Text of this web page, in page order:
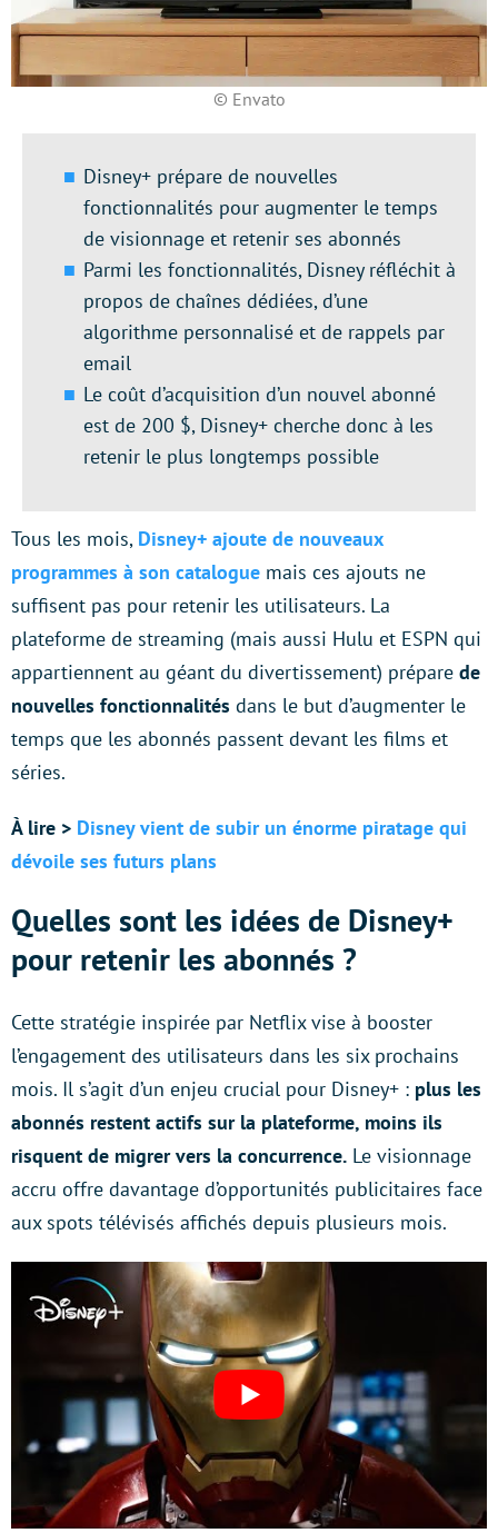
© Envato
Disney+ prépare de nouvelles
fonctionnalités pour augmenter le temps
de visionnage et retenir ses abonnés
Parmi les fonctionnalités, Disney réfléchit à
propos de chaînes dédiées, d’une
algorithme personnalisé et de rappels par
email
Le coût d’acquisition d’un nouvel abonné
est de 200 $, Disney+ cherche donc à les
retenir le plus longtemps possible
Tous les mois, Disney+ ajoute de nouveaux
programmes à son catalogue mais ces ajouts ne
suffisent pas pour retenir les utilisateurs. La
plateforme de streaming (mais aussi Hulu et ESPN qui
appartiennent au géant du divertissement) prépare de
nouvelles fonctionnalités dans le but d’augmenter le
temps que les abonnés passent devant les films et
séries.
À lire > Disney vient de subir un énorme piratage qui
dévoile ses futurs plans
Quelles sont les idées de Disney+
pour retenir les abonnés ?
Cette stratégie inspirée par Netflix vise à booster
l’engagement des utilisateurs dans les six prochains
mois. Il s’agit d’un enjeu crucial pour Disney+ : plus les
abonnés restent actifs sur la plateforme, moins ils
risquent de migrer vers la concurrence. Le visionnage
accru offre davantage d’opportunités publicitaires face
aux spots télévisés affichés depuis plusieurs mois.